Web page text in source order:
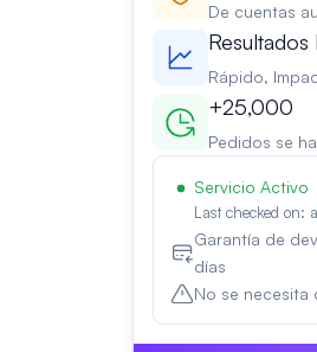
De cuentas
Resultados
Rápido,
+25,000
Pedidos se
Servicio Activo
Last checked on:
Garantía de
días
No se necesita